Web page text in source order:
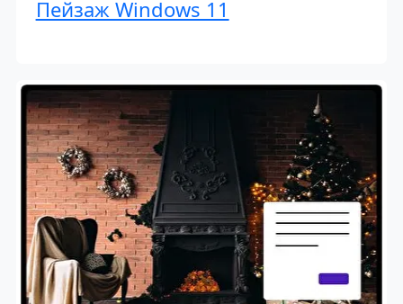
Пейзаж Windows 11